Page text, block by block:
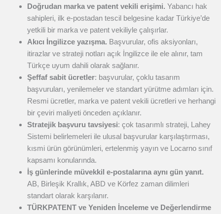
Doğrudan marka ve patent vekili erişimi. Yabancı hak
sahipleri, ilk e-postadan tescil belgesine kadar Türkiye’de
yetkili bir marka ve patent vekiliyle çalışırlar.
Akıcı İngilizce yazışma. Başvurular, ofis aksiyonları,
itirazlar ve strateji notları açık İngilizce ile ele alınır, tam
Türkçe uyum dahili olarak sağlanır.
Şeffaf sabit ücretler: başvurular, çoklu tasarım
başvuruları, yenilemeler ve standart yürütme adımları için.
Resmi ücretler, marka ve patent vekili ücretleri ve herhangi
bir çeviri maliyeti önceden açıklanır.
Stratejik başvuru tavsiyesi: çok tasarımlı strateji, Lahey
Sistemi belirlemeleri ile ulusal başvurular karşılaştırması,
kısmi ürün görünümleri, ertelenmiş yayın ve Locarno sınıf
kapsamı konularında.
İş günlerinde müvekkil e-postalarına aynı gün yanıt.
AB, Birleşik Krallık, ABD ve Körfez zaman dilimleri
standart olarak karşılanır.
TÜRKPATENT ve Yeniden İnceleme ve Değerlendirme